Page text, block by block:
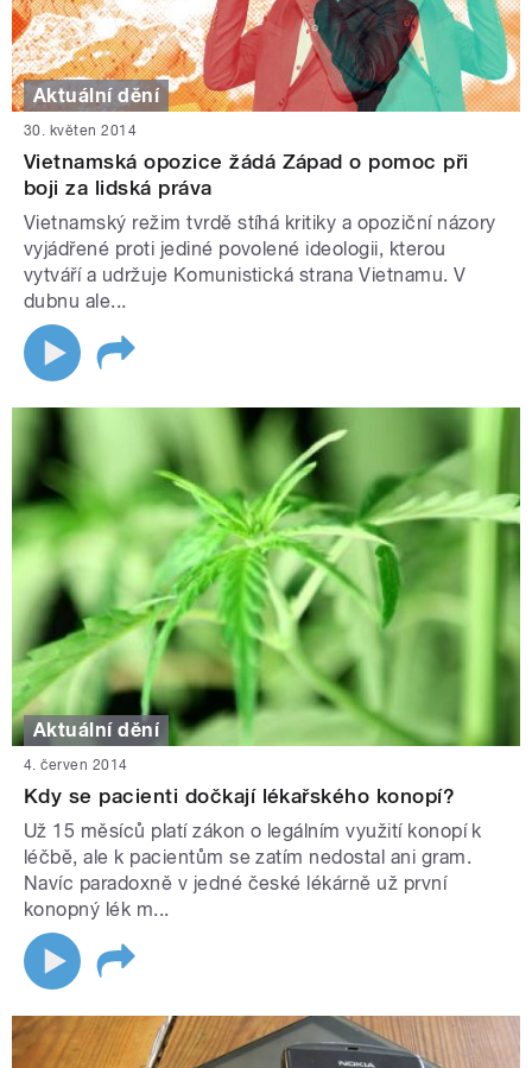
Aktuální dění
30. květen 2014
Vietnamská opozice žádá Západ o pomoc při
boji za lidská práva
Vietnamský režim tvrdě stíhá kritiky a opoziční názory
vyjádřené proti jediné povolené ideologii, kterou
vytváří a udržuje Komunistická strana Vietnamu. V
dubnu ale...
Aktuální dění
4. červen 2014
Kdy se pacienti dočkají lékařského konopí?
Už 15 měsíců platí zákon o legálním využití konopí k
léčbě, ale k pacientům se zatím nedostal ani gram.
Navíc paradoxně v jedné české lékárně už první
konopný lék m...